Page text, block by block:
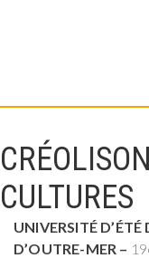
CULTURES
UNIVERSITÉ D’ÉTÉ
D’OUTRE-MER –